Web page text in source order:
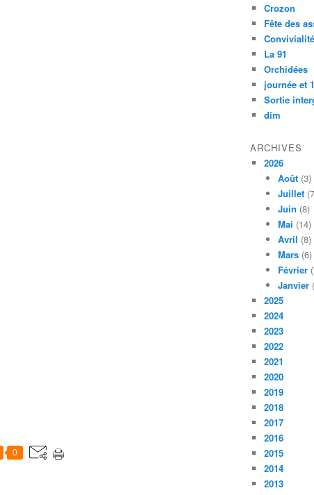
0
Crozon
Fête des
Convivialité
La 91
Orchidées
journée et
Sortie
dim
ARCHIVES
2026
Août (3)
Juillet
Juin (8)
Mai (14)
Avril (8)
Mars (6)
Février
Janvier
2025
2024
2023
2022
2021
2020
2019
2018
2017
2016
2015
2014
2013